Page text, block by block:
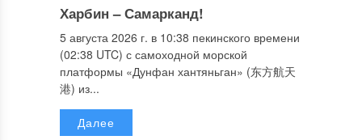
Харбин – Самарканд!
5 августа 2026 г. в 10:38 пекинского времени
(02:38 UTC) с самоходной морской
платформы «Дунфан хантяньган» (东方航天
港) из...
Далее